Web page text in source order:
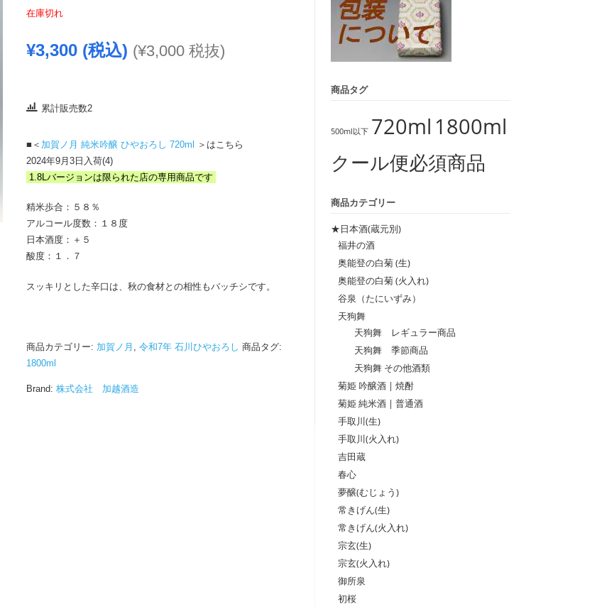
在庫切れ
¥3,300(税込) (¥3,000税抜)
累計販売数2
■＜ 加賀ノ月 純米吟醸 ひやおろし 720ml ＞はこちら
2024年9月3日入荷(4)
1.8Lバージョンは限られた店の専用商品です
精米歩合：５８％
アルコール度数：１８度
日本酒度：＋５
酸度：１．７
スッキリとした辛口は、秋の食材との相性もバッチシです。
商品カテゴリー: 加賀ノ月 令和7年 石川ひやおろし 商品タグ:
1800ml
Brand: 株式会社 加越酒造
商品タグ
500ml以下 720ml 1800ml
クール便必須商品
商品カテゴリー
★日本酒(蔵元別)
福井の酒
奥能登の白菊 (生)
奥能登の白菊 (火入れ)
谷泉（たにいずみ）
天狗舞
天狗舞 レギュラー商品
天狗舞 季節商品
天狗舞 その他酒類
菊姫 吟醸酒 | 焼酎
菊姫 純米酒 | 普通酒
手取川(生)
手取川(火入れ)
吉田蔵
春心
夢醸(むじょう)
常きげん(生)
常きげん(火入れ)
宗玄(生)
宗玄(火入れ)
御所泉
初桜